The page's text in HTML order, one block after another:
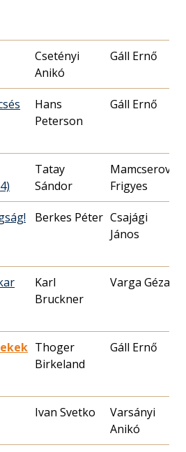
Csetényi
Anikó
Gáll Ernő
Hans
Peterson
Gáll Ernő
Tatay
Sándor
Mamcserov
Frigyes
Berkes Péter Csajági
János
Karl
Bruckner
Varga Géza
Thoger
Birkeland
Gáll Ernő
Ivan Svetko
Varsányi
Anikó